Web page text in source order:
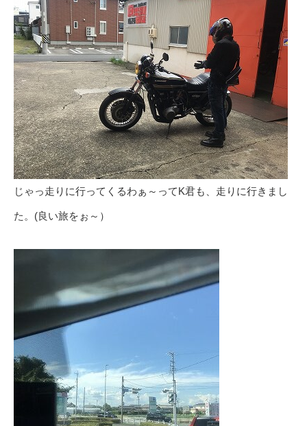
じゃっ走りに行ってくるわぁ～ってK君も、走りに行きまし
た。(良い旅をぉ～）